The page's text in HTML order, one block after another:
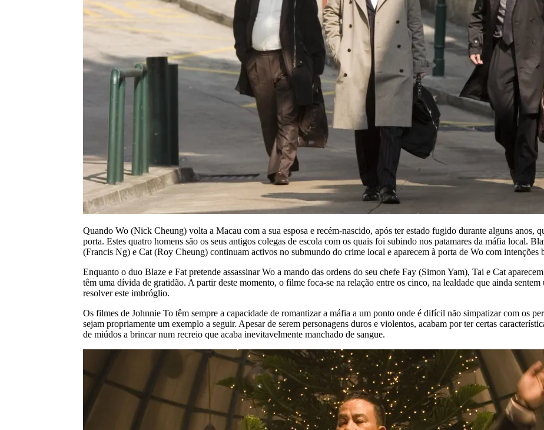
Quando Wo (Nick Cheung) volta a Macau com a sua esposa e recém-nascido, após ter estado fugido durante alguns anos,
porta. Estes quatro homens são os seus antigos colegas de escola com os quais foi subindo nos patamares da máfia local.
(Francis Ng) e Cat (Roy Cheung) continuam activos no submundo do crime local e aparecem à porta de Wo com intenções
Enquanto o duo Blaze e Fat pretende assassinar Wo a mando das ordens do seu chefe Fay (Simon Yam), Tai e Cat
têm uma dívida de gratidão. A partir deste momento, o filme foca-se na relação entre os cinco, na lealdade que ainda
resolver este imbróglio.
Os filmes de Johnnie To têm sempre a capacidade de romantizar a máfia a um ponto onde é difícil não simpatizar com os
sejam propriamente um exemplo a seguir. Apesar de serem personagens duros e violentos, acabam por ter certas
de miúdos a brincar num recreio que acaba inevitavelmente manchado de sangue.